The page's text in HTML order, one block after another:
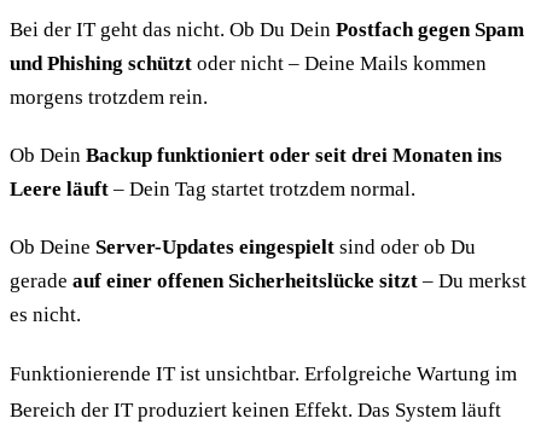
Bei der IT geht das nicht. Ob Du Dein Postfach gegen Spam
und Phishing schützt oder nicht – Deine Mails kommen
morgens trotzdem rein.
Ob Dein Backup funktioniert oder seit drei Monaten ins
Leere läuft – Dein Tag startet trotzdem normal.
Ob Deine Server-Updates eingespielt sind oder ob Du
gerade auf einer offenen Sicherheitslücke sitzt – Du merkst
es nicht.
Funktionierende IT ist unsichtbar. Erfolgreiche Wartung im
Bereich der IT produziert keinen Effekt. Das System läuft